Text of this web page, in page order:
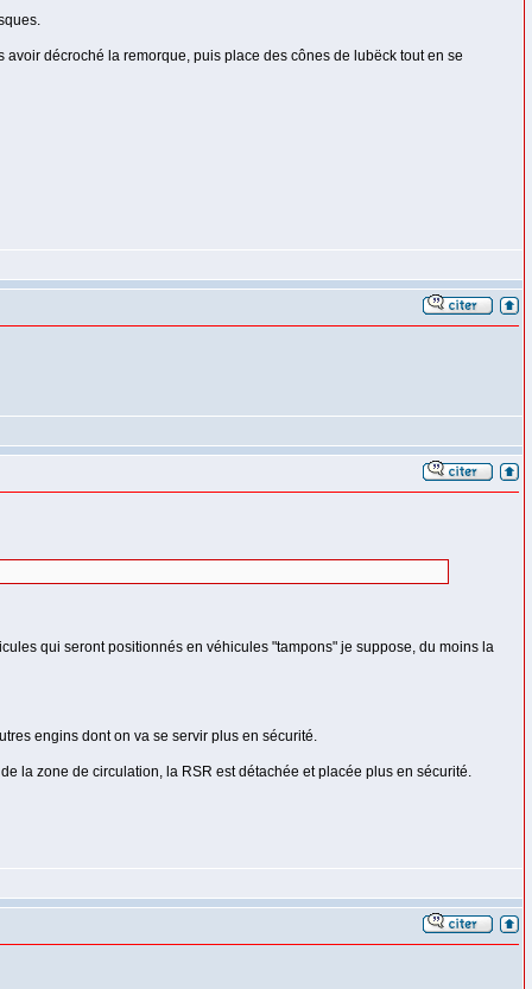
décroché la remorque, puis place des cônes de lubëck tout en se
qui seront positionnés en véhicules "tampons" je suppose, du moins la
engins dont on va se servir plus en sécurité.
la zone de circulation, la RSR est détachée et placée plus en sécurité.